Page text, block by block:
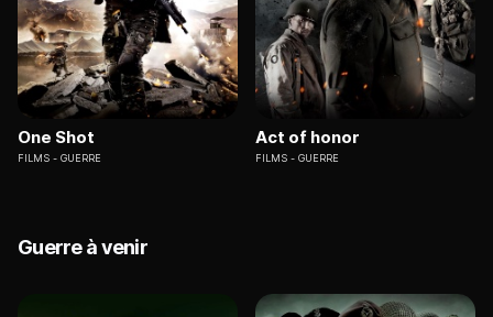
One Shot
FILMS GUERRE
Act of honor
FILMS GUERRE
Guerre à venir